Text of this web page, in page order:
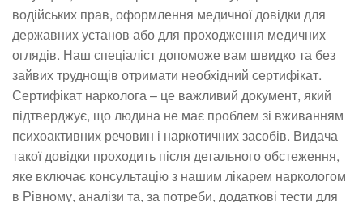
водійських прав, оформлення медичної довідки для
державних установ або для проходження медичних
оглядів. Наш спеціаліст допоможе вам швидко та без
зайвих труднощів отримати необхідний сертифікат.
Сертифікат нарколога – це важливий документ, який
підтверджує, що людина не має проблем зі вживанням
психоактивних речовин і наркотичних засобів. Видача
такої довідки проходить після детального обстеження,
яке включає консультацію з нашим лікарем наркологом
в Рівному, аналізи та, за потреби, додаткові тести для